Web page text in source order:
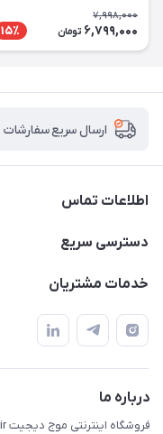
7,998,000
6,799,000 تومان 15٪
ارسال سریع سفارشات
اطلاعات تماس
واتساپ و تماس 09910568493
دسترسی سریع
حساب کاربری
درباره ما
تماس با ما
خدمات مشتریان
قوانین و مقررات
حریم خصوصی
درباره ما